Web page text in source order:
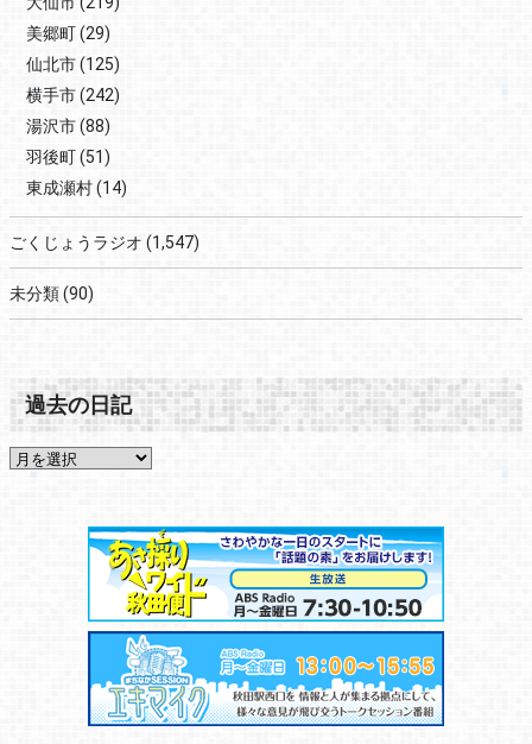
美郷町(29)
仙北市(125)
横手市(242)
湯沢市(88)
羽後町(51)
東成瀬村(14)
ごくじょうラジオ (1,547)
未分類(90)
過去の日記